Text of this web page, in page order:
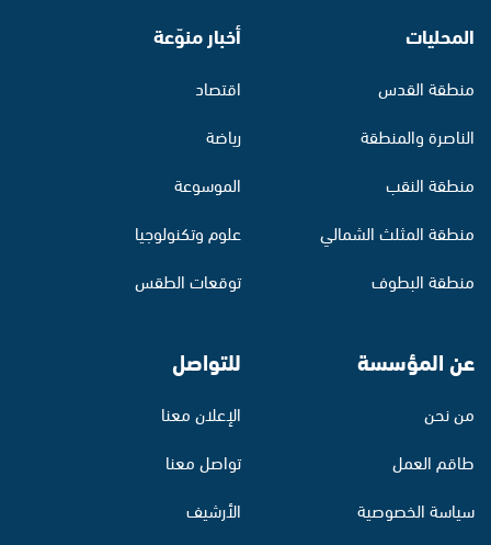
المحليات
منطقة القدس
الناصرة والمنطقة
منطقة النقب
منطقة المثلث الشمالي
منطقة البطوف
أخبار منوّعة
اقتصاد
رياضة
الموسوعة
علوم وتكنولوجيا
توقعات الطقس
عن المؤسسة
من نحن
طاقم العمل
سياسة الخصوصية
للتواصل
الإعلان معنا
تواصل معنا
الأرشيف